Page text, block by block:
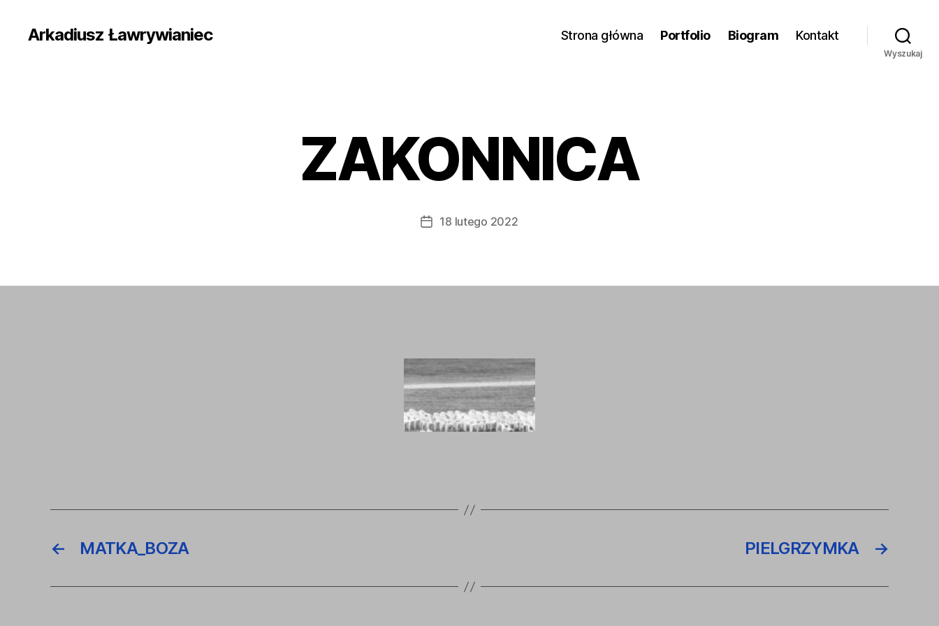
Arkadiusz Ławrywianiec Strona główna Portfolio Biogram Kontakt
Wyszukaj
ZAKONNICA
Data18 lutego 2022
← MATKA_BOZA →
PIELGRZYMKA